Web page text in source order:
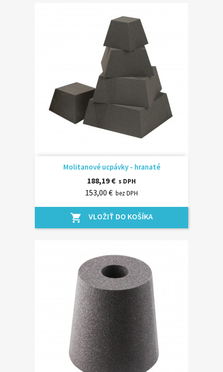
Molitanové ucpávky - hranaté
188,19 € s DPH
153,00 € bez DPH
shopping_cart VLOŽIŤ DO KOŠÍKA